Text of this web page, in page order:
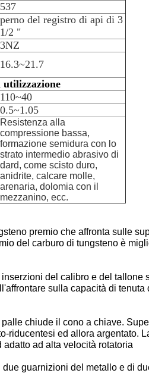
537
perno del registro di api di 3
1/2 "
3NZ
16.3~21.7
110~40
0.5~1.05
Resistenza alla
compressione bassa,
formazione semidura con lo
strato intermedio abrasivo di
dard, come scisto duro,
anidrite, calcare molle,
arenaria, dolomia con il
mezzanino, ecc.
premio che affronta sulle
del carburo di tungsteno è
del calibro e del tallone
sulla capacità di tenuta
chiude il cono a chiave.
riducentesi ed allora argentato.
ad alta velocità rotatoria
guarnizioni del metallo e di